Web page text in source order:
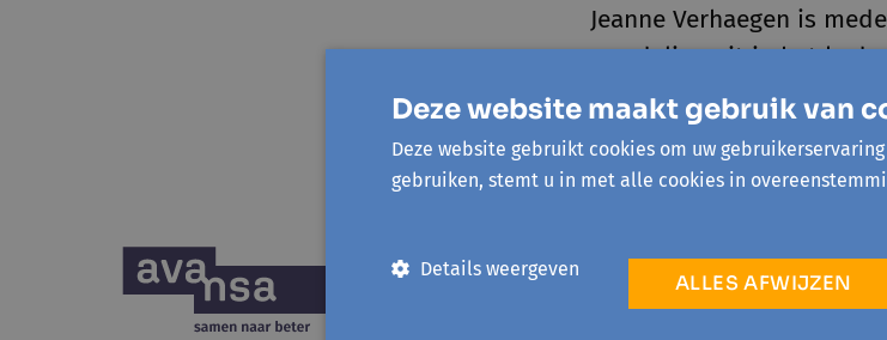
Jeanne Verhaegen is
wandeling uit in het
2021 "Ontdenk Afrika" als
Deze website maakt gebruik van
Deze website gebruikt cookies om uw
gebruiken, stemt u in met alle cookies in
ALLES AFWIJZEN
Details weergeven